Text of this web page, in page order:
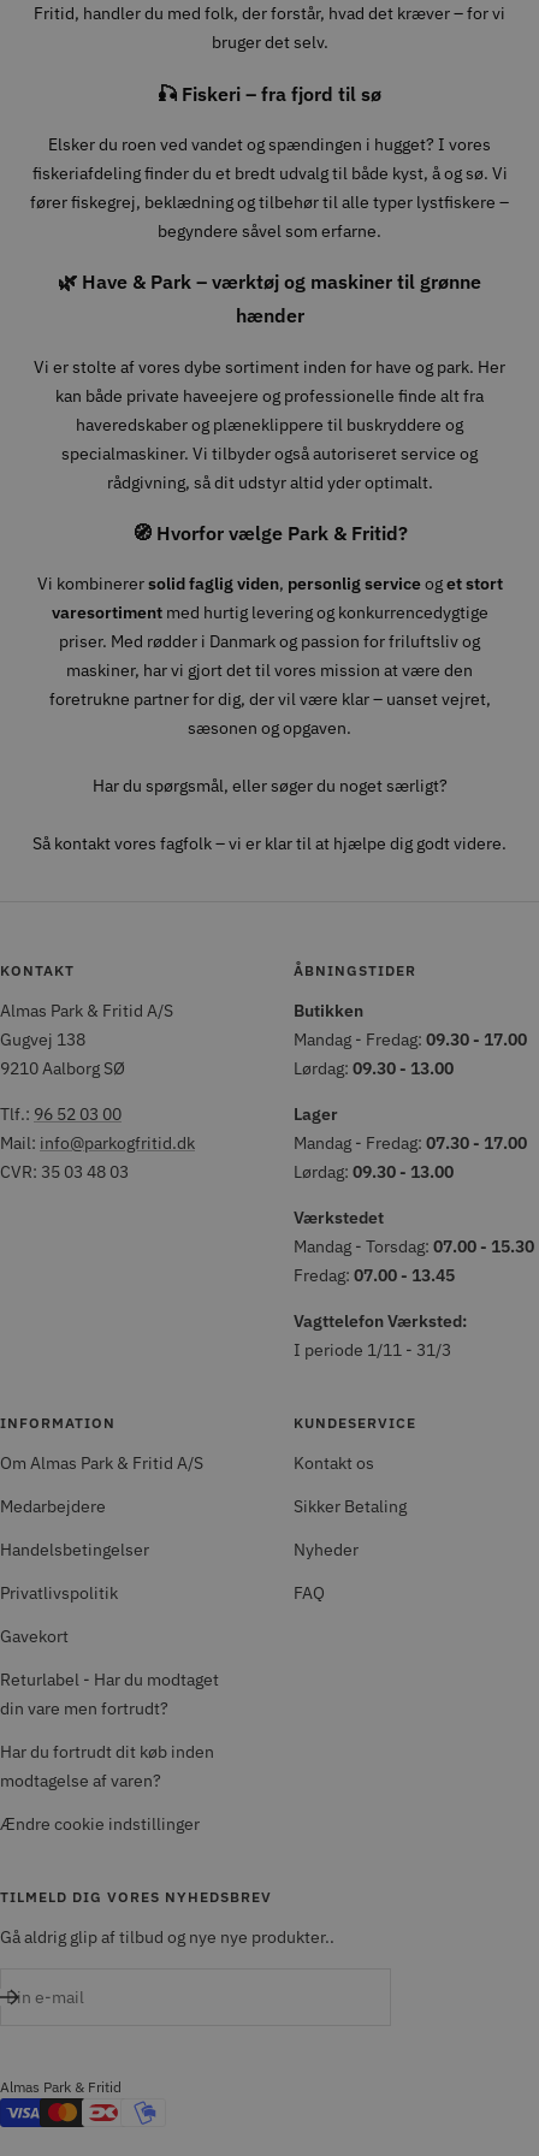
Fritid, handler du med folk, der forstår, hvad det kræver – for vi
bruger det selv.
🎣 Fiskeri – fra fjord til sø
Elsker du roen ved vandet og spændingen i hugget? I vores
fiskeriafdeling finder du et bredt udvalg til både kyst, å og sø. Vi
fører fiskegrej, beklædning og tilbehør til alle typer lystfiskere –
begyndere såvel som erfarne.
🌿 Have & Park – værktøj og maskiner til grønne
hænder
Vi er stolte af vores dybe sortiment inden for have og park. Her
kan både private haveejere og professionelle finde alt fra
haveredskaber og plæneklippere til buskryddere og
specialmaskiner. Vi tilbyder også autoriseret service og
rådgivning, så dit udstyr altid yder optimalt.
🧭 Hvorfor vælge Park & Fritid?
Vi kombinerersolid faglig viden, personlig serviceoget stort
varesortimentmed hurtig levering og konkurrencedygtige
priser. Med rødder i Danmark og passion for friluftsliv og
maskiner, har vi gjort det til vores mission at være den
foretrukne partner for dig, der vil være klar – uanset vejret,
sæsonen og opgaven.
Har du spørgsmål, eller søger du noget særligt?
Så kontakt vores fagfolk – vi er klar til at hjælpe dig godt videre.
KONTAKT
Almas Park & Fritid A/S
Gugvej 138
9210 Aalborg SØ
Tlf.: 96 52 03 00
Mail: info@parkogfritid.dk
CVR: 35 03 48 03
ÅBNINGSTIDER
Butikken
Mandag - Fredag: 09.30 - 17.00
Lørdag: 09.30 - 13.00
Lager
Mandag - Fredag: 07.30 - 17.00
Lørdag: 09.30 - 13.00
Værkstedet
Mandag - Torsdag: 07.00 - 15.30
Fredag: 07.00 - 13.45
Vagttelefon Værksted:
I periode 1/11 - 31/3
INFORMATION
Om Almas Park & Fritid A/S
Medarbejdere
Handelsbetingelser
Privatlivspolitik
Gavekort
Returlabel - Har du modtaget
din vare men fortrudt?
Har du fortrudt dit køb inden
modtagelse af varen?
Ændre cookie indstillinger
KUNDESERVICE
Kontakt os
Sikker Betaling
Nyheder
FAQ
TILMELD DIG VORES NYHEDSBREV
Gå aldrig glip af tilbud og nye nye produkter..
Din e-mail
Almas Park & Fritid